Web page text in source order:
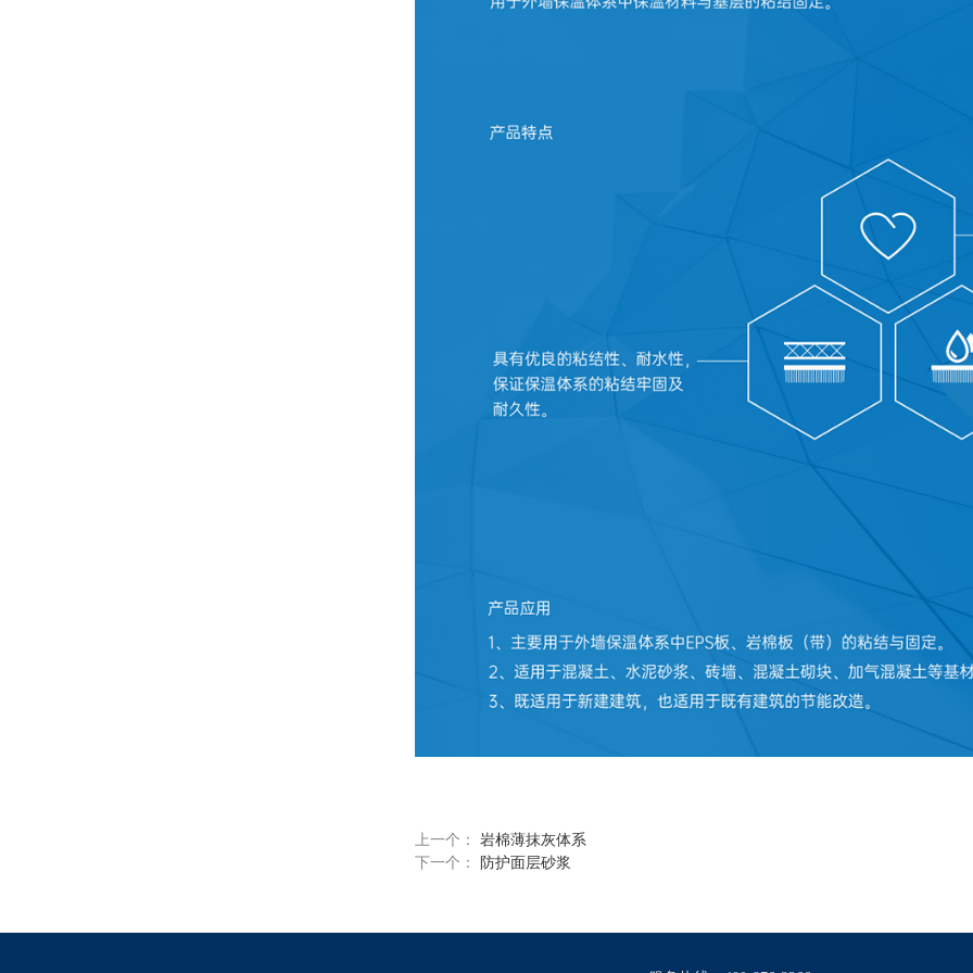
上一个： 岩棉薄抹灰体系
下一个： 防护面层砂浆